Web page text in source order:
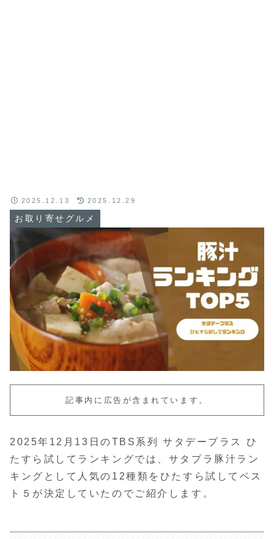
お取り寄せグルメ
2025.12.13 2025.12.29
記事内に広告が含まれています。
2025年12月13日のTBS系列 サタデープラス ひ
たすら試してランキングでは、サタプラ豚汁ラン
キングとして人気の12種類をひたすら試してベス
ト５が決定していたのでご紹介します。